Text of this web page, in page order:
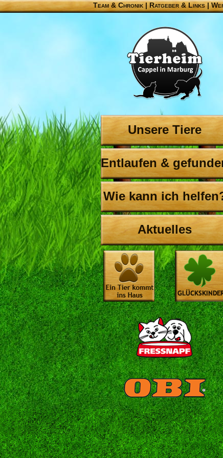
Team & Chronik |Ratgeber & Links|
Unsere Tiere
Entlaufen &
Wie kann ich
Aktuelles